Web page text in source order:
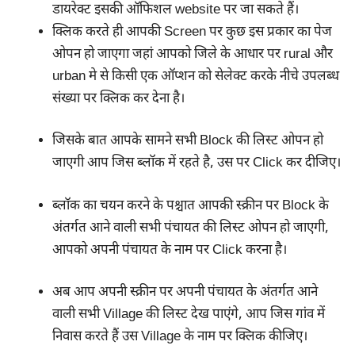
डायरेक्ट इसकी ऑफिशल website पर जा सकते हैं।
क्लिक करते ही आपकी Screen पर कुछ इस प्रकार का पेज
ओपन हो जाएगा जहां आपको जिले के आधार पर rural और
urban मे से किसी एक ऑप्शन को सेलेक्ट करके नीचे उपलब्ध
संख्या पर क्लिक कर देना है।
जिसके बात आपके सामने सभी Block की लिस्ट ओपन हो
जाएगी आप जिस ब्लॉक में रहते है, उस पर Click कर दीजिए।
ब्लॉक का चयन करने के पश्चात आपकी स्क्रीन पर Block के
अंतर्गत आने वाली सभी पंचायत की लिस्ट ओपन हो जाएगी,
आपको अपनी पंचायत के नाम पर Click करना है।
अब आप अपनी स्क्रीन पर अपनी पंचायत के अंतर्गत आने
वाली सभी Village की लिस्ट देख पाएंगे, आप जिस गांव में
निवास करते हैं उस Village के नाम पर क्लिक कीजिए।